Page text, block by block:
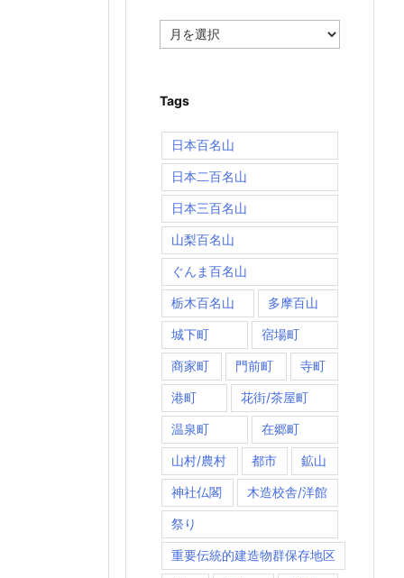
Archives
Tags
日本百名山
日本二百名山
日本三百名山
山梨百名山
ぐんま百名山
栃木百名山 多摩百山
城下町 宿場町
商家町 門前町 寺町
港町 花街/茶屋町
温泉町 在郷町
山村/農村 都市 鉱山
神社仏閣 木造校舎/洋館
祭り
重要伝統的建造物群保存地区